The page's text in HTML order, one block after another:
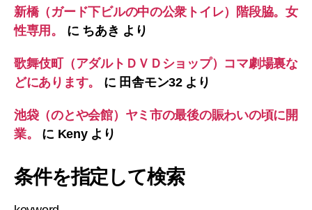
新橋（ガード下ビルの中の公衆トイレ）階段脇。女
性専用。
に ちあき より
歌舞伎町（アダルトＤＶＤショップ）コマ劇場裏な
どにあります。
に 田舎モン32より
池袋（のとや会館）ヤミ市の最後の賑わいの頃に開
業。
に Kenyより
条件を指定して検索